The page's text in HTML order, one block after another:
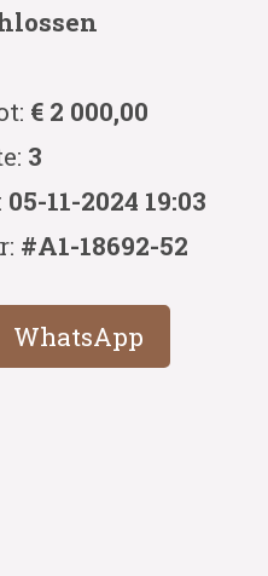
€ 2 000,00
3
05-11-2024 19:03
#A1-18692-52
WhatsApp